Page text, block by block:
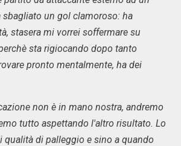
sbagliato un gol clamoroso: ha
stasera mi vorrei soffermare su
sta rigiocando dopo tanto
pronto mentalmente, ha dei
non è in mano nostra, andremo
tutto aspettando l'altro risultato. Lo
qualità di palleggio e sino a quando